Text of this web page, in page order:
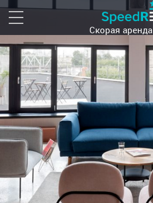
Скорая аренда